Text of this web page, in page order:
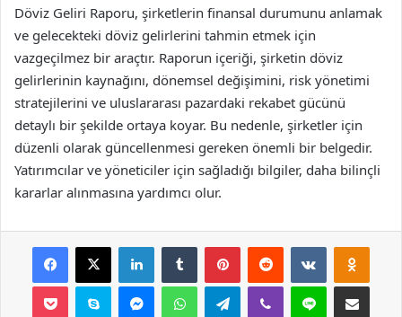
Döviz Geliri Raporu, şirketlerin finansal durumunu anlamak
ve gelecekteki döviz gelirlerini tahmin etmek için
vazgeçilmez bir araçtır. Raporun içeriği, şirketin döviz
gelirlerinin kaynağını, dönemsel değişimini, risk yönetimi
stratejilerini ve uluslararası pazardaki rekabet gücünü
detaylı bir şekilde ortaya koyar. Bu nedenle, şirketler için
düzenli olarak güncellenmesi gereken önemli bir belgedir.
Yatırımcılar ve yöneticiler için sağladığı bilgiler, daha bilinçli
kararlar alınmasına yardımcı olur.
Facebook
X LinkedInTumblr PinterestReddit VKontakte
Pocket Skype MessengerWhatsAppTelegramViber Line E-Posta ile